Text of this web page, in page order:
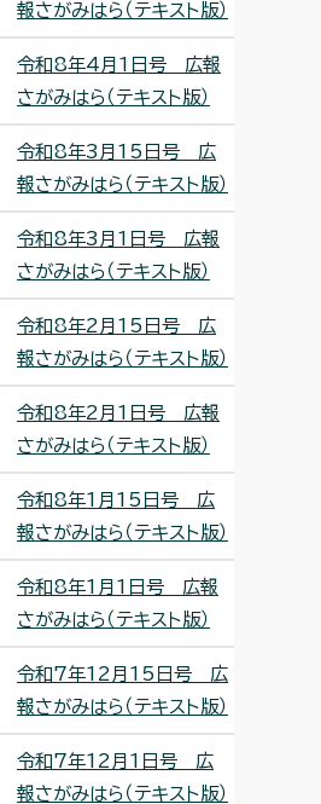
報さがみはら（テキスト版）
令和8年4月1日号 広報
さがみはら（テキスト版）
令和8年3月15日号 広
報さがみはら（テキスト版）
令和8年3月1日号 広報
さがみはら（テキスト版）
令和8年2月15日号 広
報さがみはら（テキスト版）
令和8年2月1日号 広報
さがみはら（テキスト版）
令和8年1月15日号 広
報さがみはら（テキスト版）
令和8年1月1日号 広報
さがみはら（テキスト版）
令和7年12月15日号 広
報さがみはら（テキスト版）
令和7年12月1日号 広
報さがみはら（テキスト版）